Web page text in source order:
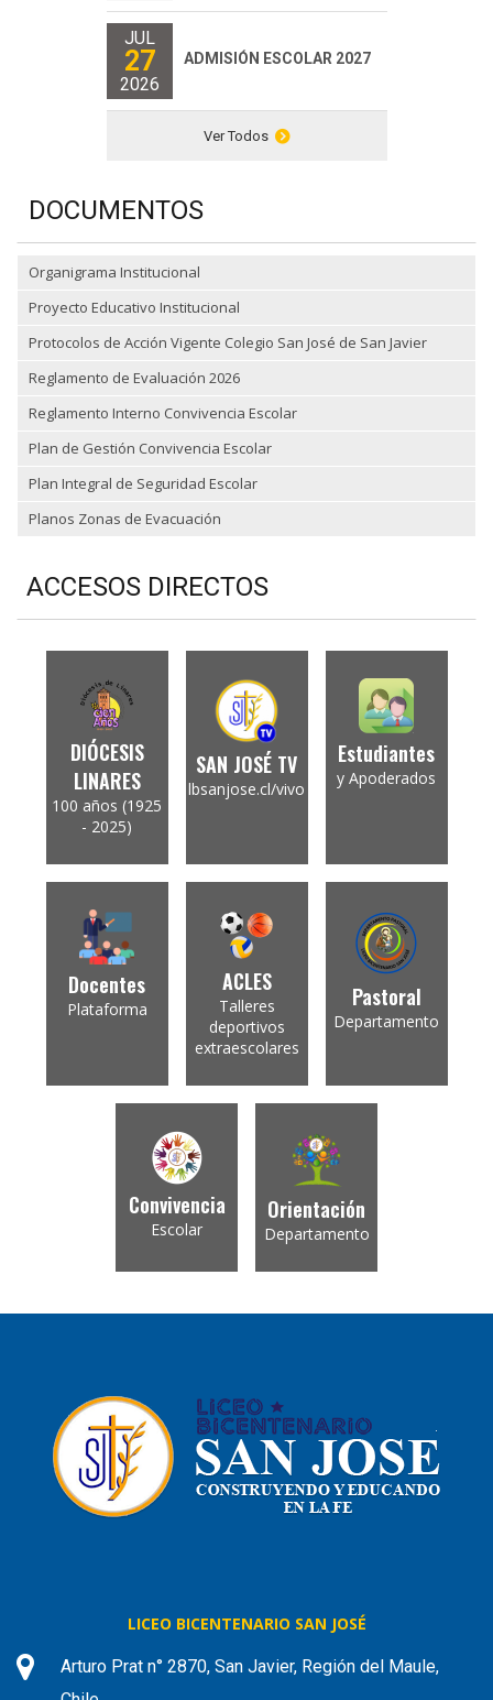
JUL
27
2026
ADMISIÓN ESCOLAR 2027
Ver Todos
DOCUMENTOS
Organigrama Institucional
Proyecto Educativo Institucional
Protocolos de Acción Vigente Colegio San José de San Javier
Reglamento de Evaluación 2026
Reglamento Interno Convivencia Escolar
Plan de Gestión Convivencia Escolar
Plan Integral de Seguridad Escolar
Planos Zonas de Evacuación
ACCESOS DIRECTOS
DIÓCESIS
LINARES
100 años (1925
- 2025)
SAN JOSÉ TV
lbsanjose.cl/vivo
Estudiantes
y Apoderados
Docentes
Plataforma
ACLES
Talleres
deportivos
extraescolares
Pastoral
Departamento
Convivencia
Escolar
Orientación
Departamento
LICEO BICENTENARIO SAN JOSÉ
Arturo Prat n° 2870, San Javier, Región del Maule,